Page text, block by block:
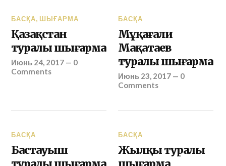
БАСҚА, ШЫҒАРМА
Қазақстан
туралы шығарма
Июнь 24, 2017 — 0
Comments
БАСҚА
Мұқағали
Мақатаев
туралы шығарма
Июнь 23, 2017 — 0
Comments
БАСҚА
Бастауыш
БАСҚА
Жылқы туралы